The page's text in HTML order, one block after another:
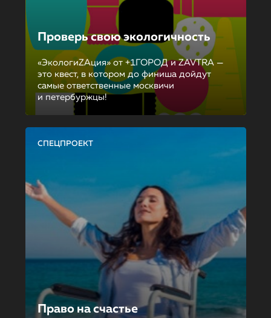
Проверь свою экологичность
«ЭкологиZAция» от +1ГОРОД и ZAVTRA —
это квест, в котором до финиша дойдут
самые ответственные москвичи
и петербуржцы!
СПЕЦПРОЕКТ
Право на счастье